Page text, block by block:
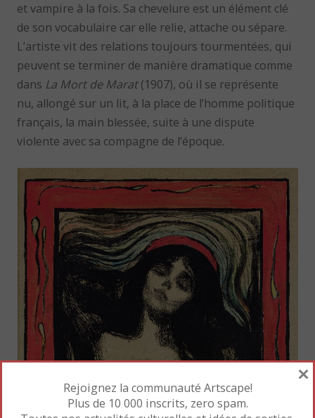
et vampire à la fois. Sa chevelure est un élément clé
de son vocabulaire car elle relie, attache ou sépare.
L’artiste vit des relations toujours tourmentées, qui
peuvent se terminer de manière dramatique comme
dans La Mort de Marat(1907), où il se représente
nu, allongé sur un lit, à la place de l’homme politique
français, la main blessée, suite à une dispute
violente avec sa compagne de l’époque.
Rejoignez la communauté Artscape!
Plus de 10 000 inscrits, zero spam.
×